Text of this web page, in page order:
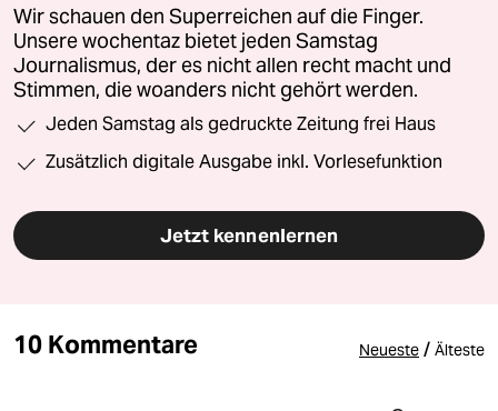
Wir schauen den Superreichen auf die Finger.
Unsere wochentaz bietet jeden Samstag
Journalismus, der es nicht allen recht macht und
Stimmen, die woanders nicht gehört werden.
Jeden Samstag als gedruckte Zeitung frei Haus
Zusätzlich digitale Ausgabe inkl. Vorlesefunktion
Jetzt kennenlernen
10 Kommentare Neueste / Älteste